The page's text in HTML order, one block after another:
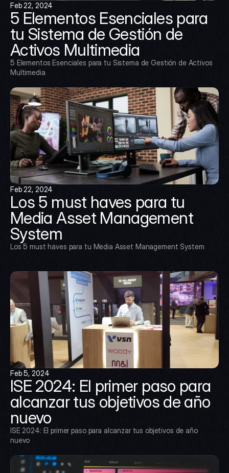
Feb 22, 2024
5 Elementos Esenciales para
tu Sistema de Gestión de
Activos Multimedia
5 Elementos Esenciales para tu Sistema de Gestión de Activos
Multimedia
Feb 22, 2024
Los 5 must haves para tu
Media Asset Management
System
Los 5 must haves para tu Media Asset Management System
Feb 5, 2024
ISE 2024: El primer paso para
alcanzar tus objetivos de año
nuevo
ISE 2024: El primer paso para alcanzar tus objetivos de año
nuevo